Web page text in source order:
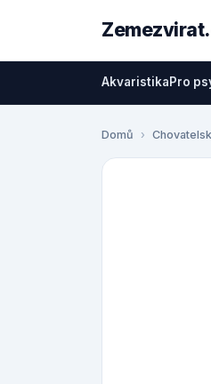
AkvaristikaPro
Domů